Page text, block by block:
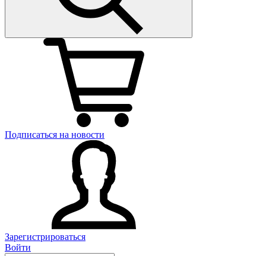
Подписаться на новости
Зарегистрироваться
Войти